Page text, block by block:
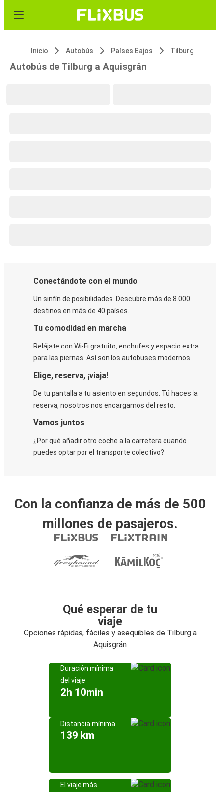
Inicio Autobús Países Bajos Tilburg
Autobús de Tilburg a Aquisgrán
Conectándote con el mundo
Un sinfín de posibilidades. Descubre más de 8.000
destinos en más de 40 países.
Tu comodidad en marcha
Relájate con Wi-Fi gratuito, enchufes y espacio extra
para las piernas. Así son los autobuses modernos.
Elige, reserva, ¡viaja!
De tu pantalla a tu asiento en segundos. Tú haces la
reserva, nosotros nos encargamos del resto.
Vamos juntos
¿Por qué añadir otro coche a la carretera cuando
puedes optar por el transporte colectivo?
Con la confianza de más de 500
millones de pasajeros.
Qué esperar de tu
viaje
Opciones rápidas, fáciles y asequibles de Tilburg a
Aquisgrán
Duración mínima
del viaje
2h 10min
Distancia mínima
139 km
El viaje más